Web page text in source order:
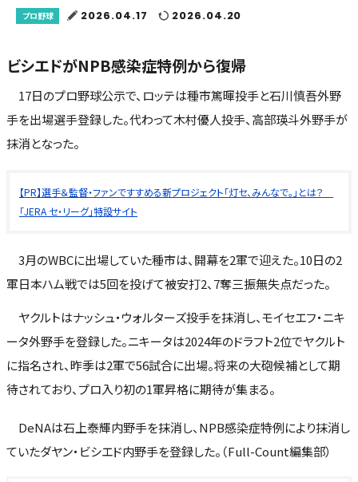
プロ野球 2026.04.17 2026.04.20
ビシエドがNPB感染症特例から復帰
17日のプロ野球公示で、ロッテは種市篤暉投手と石川慎吾外野
手を出場選手登録した。代わって木村優人投手、高部瑛斗外野手が
抹消となった。
【PR】選手＆監督・ファンですすめる新プロジェクト「灯セ、みんなで。」とは？
「JERA セ・リーグ」特設サイト
3月のWBCに出場していた種市は、開幕を2軍で迎えた。10日の2
軍日本ハム戦では5回を投げて被安打2、7奪三振無失点だった。
ヤクルトはナッシュ・ウォルターズ投手を抹消し、モイセエフ・ニキ
ータ外野手を登録した。ニキータは2024年のドラフト2位でヤクルト
に指名され、昨季は2軍で56試合に出場。将来の大砲候補として期
待されており、プロ入り初の1軍昇格に期待が集まる。
DeNAは石上泰輝内野手を抹消し、NPB感染症特例により抹消し
ていたダヤン・ビシエド内野手を登録した。（Full-Count編集部）